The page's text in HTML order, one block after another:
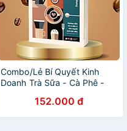
Combo/Lẻ Bí Quyết Kinh
Doanh Trà Sữa - Cà Phê -
Từng Bước Để Mở Quán Và
Vận Hành Hiệu Quả + Hiểu
152.000 đ